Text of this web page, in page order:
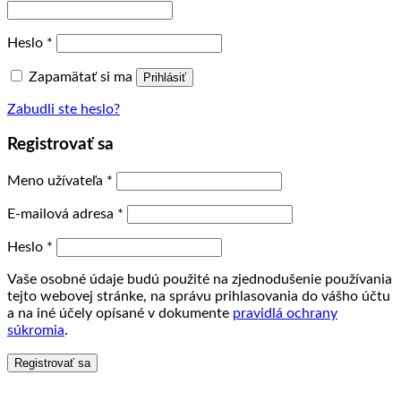
Heslo *
Zapamätať si ma Prihlásiť
Zabudli ste heslo?
Registrovať sa
Meno užívateľa *
E-mailová adresa *
Heslo *
Vaše osobné údaje budú použité na zjednodušenie používania
tejto webovej stránke, na správu prihlasovania do vášho účtu
a na iné účely opísané v dokumente pravidlá ochrany
súkromia.
Registrovať sa